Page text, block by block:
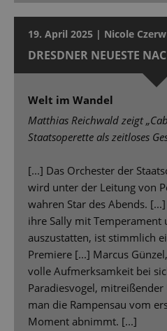
19. April 2025 | Nicole
DRESDNER NEUESTE
Welt im Wandel
Matthias Reichwald zeigt
Staatsoperette als zeitloses
[...] Das Orchester der
wird unter der Leitung von
wahren Star des Abends.
ihre Sally mit Temperament
auszustatten, ist stimmlich
Premiere [...] Marcus
volle Aufmerksamkeit bei
Paradiesvogel,
man die Rampensau vom
Moment abnimmt. [...]